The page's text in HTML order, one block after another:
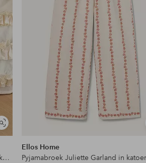
Soortgelijke
tonen
Bedrok Juliette Curve Frill in gewassen katoen 52 cm
Ellos Home
Pyjamabroek Juliette Garland in